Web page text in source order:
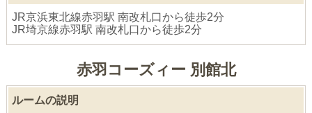
JR京浜東北線赤羽駅 南改札口から徒歩2分
JR埼京線赤羽駅 南改札口から徒歩2分
赤羽コーズィー 別館北
ルームの説明